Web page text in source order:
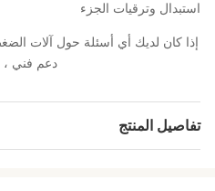
استبدال وترقيات الجزء
إذا كان لديك أي أسئلة حول آلات
دعم فني ،
تفاصيل المنتج